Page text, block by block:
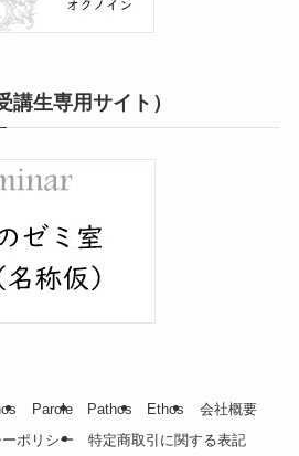
講生専用サイト）
Parole Pathos Ethos
会社概要
ポリシー 特定商取引に関する表記